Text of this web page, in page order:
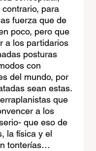
para
fuerza que de
poco, pero que
a los partidarios
posturas
con
del mundo, por
sean estas.
que
a los
que eso de
la física y el
tonterías…